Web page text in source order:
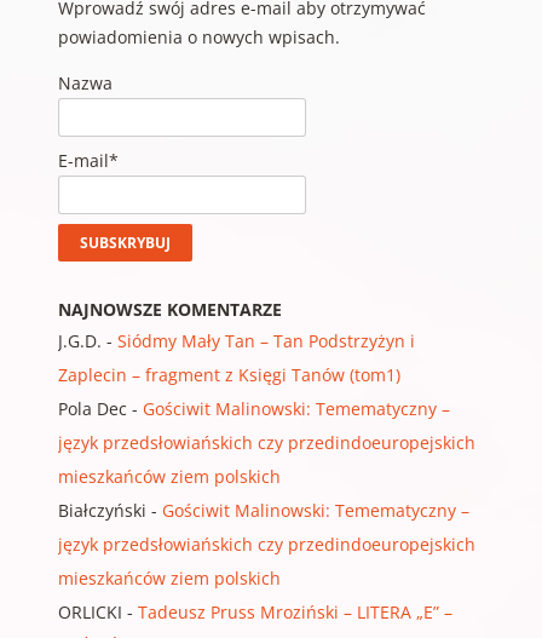
Wprowadź swój adres e-mail aby otrzymywać
powiadomienia o nowych wpisach.
Nazwa
E-mail*
NAJNOWSZE KOMENTARZE
J.G.D. - Siódmy Mały Tan – Tan Podstrzyżyn i
Zaplecin – fragment z Księgi Tanów (tom1)
Pola Dec - Gościwit Malinowski: Temematyczny –
język przedsłowiańskich czy przedindoeuropejskich
mieszkańców ziem polskich
Białczyński - Gościwit Malinowski: Temematyczny –
język przedsłowiańskich czy przedindoeuropejskich
mieszkańców ziem polskich
ORLICKI - Tadeusz Pruss Mroziński – LITERA „E” –